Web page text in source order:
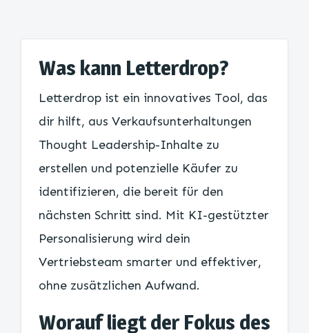
Was kann Letterdrop?
Letterdrop ist ein innovatives Tool, das
dir hilft, aus Verkaufsunterhaltungen
Thought Leadership-Inhalte zu
erstellen und potenzielle Käufer zu
identifizieren, die bereit für den
nächsten Schritt sind. Mit KI-gestützter
Personalisierung wird dein
Vertriebsteam smarter und effektiver,
ohne zusätzlichen Aufwand.
Worauf liegt der Fokus des